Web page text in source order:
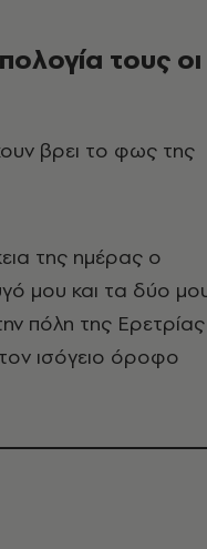
τους οι
βρει το φως της
της ημέρας ο
μου και τα δύο
πόλη της Ερετρίας
ισόγειο όροφο